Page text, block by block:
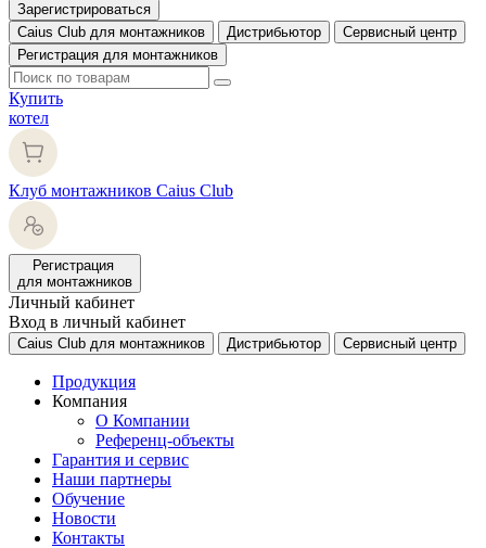
Зарегистрироваться
Caius Club для монтажников
Дистрибьютор
Сервисный центр
Регистрация для монтажников
Купить
котел
Клуб монтажников Caius Club
Регистрация
для монтажников
Личный кабинет
Вход в личный кабинет
Caius Club для монтажников Дистрибьютор Сервисный центр
Продукция
Компания
О Компании
Референц-объекты
Гарантия и сервис
Наши партнеры
Обучение
Новости
Контакты